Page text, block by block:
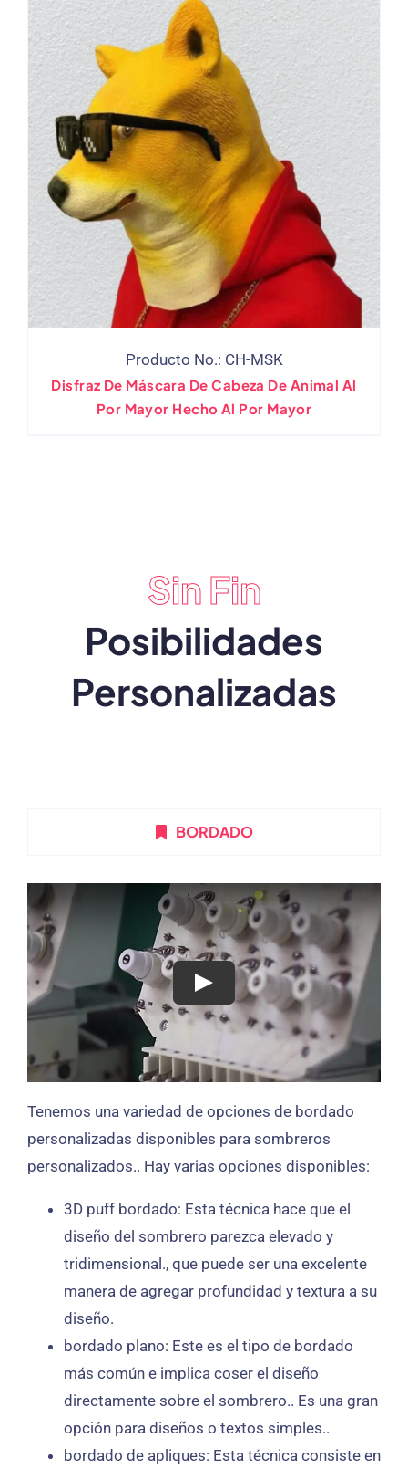
Producto No.: CH-MSK
Disfraz De Máscara De Cabeza De Animal Al
Por Mayor Hecho Al Por Mayor
Sin Fin
Posibilidades
Personalizadas
BORDADO
Tenemos una variedad de opciones de bordado
personalizadas disponibles para sombreros
personalizados.. Hay varias opciones disponibles:
3D puff bordado: Esta técnica hace que el
diseño del sombrero parezca elevado y
tridimensional., que puede ser una excelente
manera de agregar profundidad y textura a su
diseño.
bordado plano: Este es el tipo de bordado
más común e implica coser el diseño
directamente sobre el sombrero.. Es una gran
opción para diseños o textos simples..
bordado de apliques: Esta técnica consiste en